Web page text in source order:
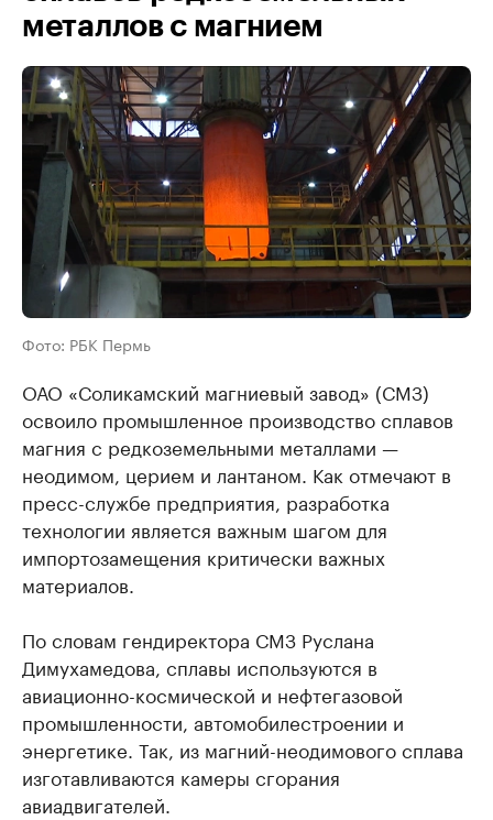
металлов с магнием
Фото: РБК Пермь
ОАО «Соликамский магниевый завод» (СМЗ)
освоило промышленное производство сплавов
магния с редкоземельными металлами —
неодимом, церием и лантаном. Как отмечают в
пресс-службе предприятия, разработка
технологии является важным шагом для
импортозамещения критически важных
материалов.
По словам гендиректора СМЗ Руслана
Димухамедова, сплавы используются в
авиационно-космической и нефтегазовой
промышленности, автомобилестроении и
энергетике. Так, из магний-неодимового сплава
изготавливаются камеры сгорания
авиадвигателей.